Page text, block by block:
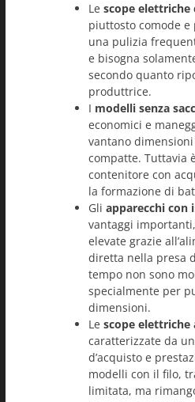
Le scope elettriche
piuttosto comode
una pulizia
e bisogna
secondo quanto
produttrice.
I modelli senza
economici e
vantano
compatte. Tuttavia
contenitore con
la formazione di
Gli apparecchi con
vantaggi
elevate grazie
diretta nella presa
tempo non sono
specialmente per
dimensioni.
Le scope elettriche
caratterizzate da
d’acquisto e
modelli con il filo,
limitata, ma